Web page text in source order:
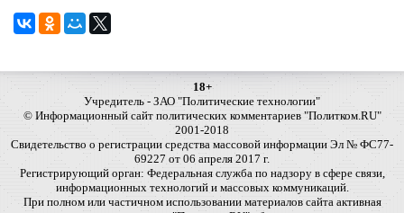
18+
Учредитель - ЗАО "Политические технологии"
© Информационный сайт политических комментариев "Политком.RU"
2001-2018
Свидетельство о регистрации средства массовой информации Эл № ФС77-
69227 от 06 апреля 2017 г.
Регистрирующий орган: Федеральная служба по надзору в сфере связи,
информационных технологий и массовых коммуникаций.
При полном или частичном использовании материалов сайта активная